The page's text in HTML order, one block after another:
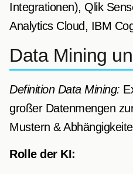
Integrationen), Qlik
Analytics Cloud, IBM
Data Mining
Definition Data Mining:
großer Datenmengen
Mustern &
Rolle der KI: